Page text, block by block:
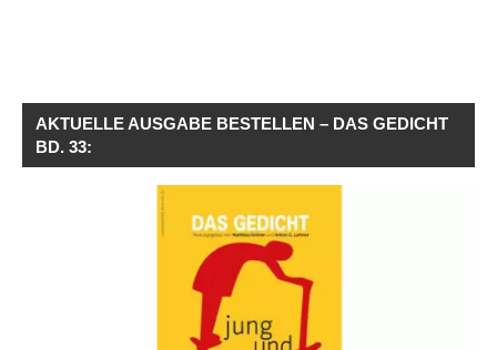
AKTUELLE AUSGABE BESTELLEN – DAS GEDICHT
BD. 33: